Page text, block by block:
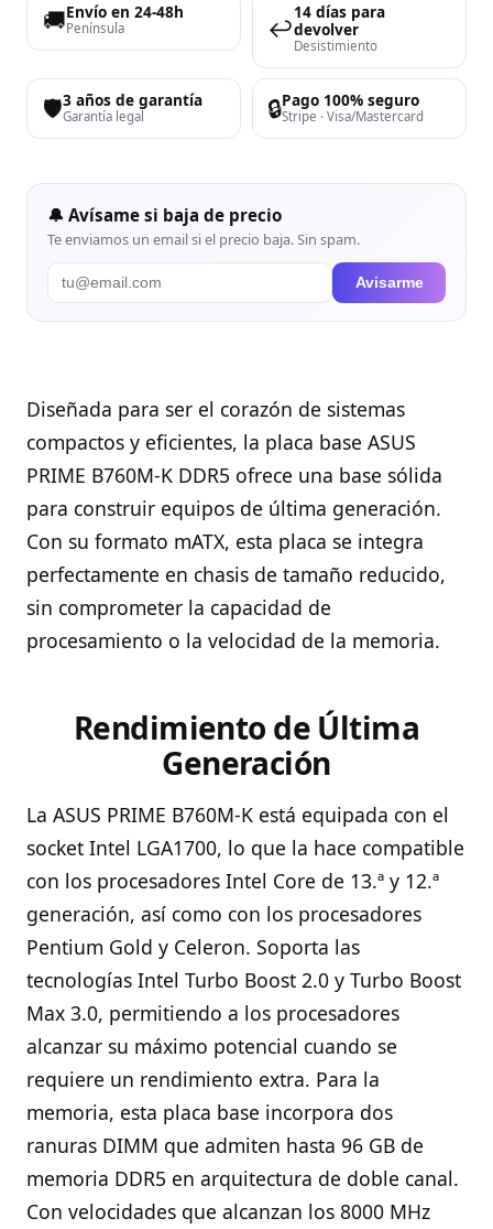
🚚Envío en 24-48h
Península ↩️
14 días para
devolver
Desistimiento
🛡️3 años de garantía
Garantía legal 🔒Pago 100% seguro
Stripe · Visa/Mastercard
🔔 Avísame si baja de precio
Te enviamos un email si el precio baja. Sin spam.
Avisarme
Diseñada para ser el corazón de sistemas
compactos y eficientes, la placa base ASUS
PRIME B760M-K DDR5 ofrece una base sólida
para construir equipos de última generación.
Con su formato mATX, esta placa se integra
perfectamente en chasis de tamaño reducido,
sin comprometer la capacidad de
procesamiento o la velocidad de la memoria.
Rendimiento de Última
Generación
La ASUS PRIME B760M-K está equipada con el
socket Intel LGA1700, lo que la hace compatible
con los procesadores Intel Core de 13.ª y 12.ª
generación, así como con los procesadores
Pentium Gold y Celeron. Soporta las
tecnologías Intel Turbo Boost 2.0 y Turbo Boost
Max 3.0, permitiendo a los procesadores
alcanzar su máximo potencial cuando se
requiere un rendimiento extra. Para la
memoria, esta placa base incorpora dos
ranuras DIMM que admiten hasta 96 GB de
memoria DDR5 en arquitectura de doble canal.
Con velocidades que alcanzan los 8000 MHz